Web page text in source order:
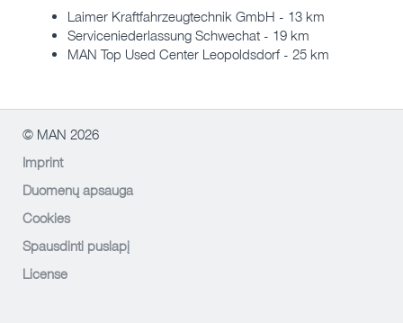
Laimer Kraftfahrzeugtechnik GmbH - 13 km
Serviceniederlassung Schwechat - 19 km
MAN Top Used Center Leopoldsdorf - 25 km
© MAN 2026
Imprint
Duomenų apsauga
Cookies
Spausdinti puslapį
License